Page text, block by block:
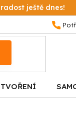
ještě dnes!
TVOŘENÍ